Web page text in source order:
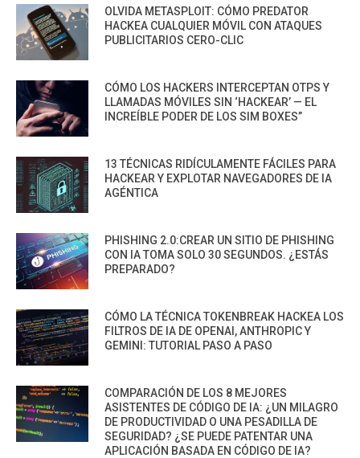
OLVIDA METASPLOIT: CÓMO PREDATOR
HACKEA CUALQUIER MÓVIL CON ATAQUES
PUBLICITARIOS CERO-CLIC
CÓMO LOS HACKERS INTERCEPTAN OTPS Y
LLAMADAS MÓVILES SIN ‘HACKEAR’ — EL
INCREÍBLE PODER DE LOS SIM BOXES”
13 TÉCNICAS RIDÍCULAMENTE FÁCILES PARA
HACKEAR Y EXPLOTAR NAVEGADORES DE IA
AGÉNTICA
PHISHING 2.0:CREAR UN SITIO DE PHISHING
CON IA TOMA SOLO 30 SEGUNDOS. ¿ESTÁS
PREPARADO?
CÓMO LA TÉCNICA TOKENBREAK HACKEA LOS
FILTROS DE IA DE OPENAI, ANTHROPIC Y
GEMINI: TUTORIAL PASO A PASO
COMPARACIÓN DE LOS 8 MEJORES
ASISTENTES DE CÓDIGO DE IA: ¿UN MILAGRO
DE PRODUCTIVIDAD O UNA PESADILLA DE
SEGURIDAD? ¿SE PUEDE PATENTAR UNA
APLICACIÓN BASADA EN CÓDIGO DE IA?